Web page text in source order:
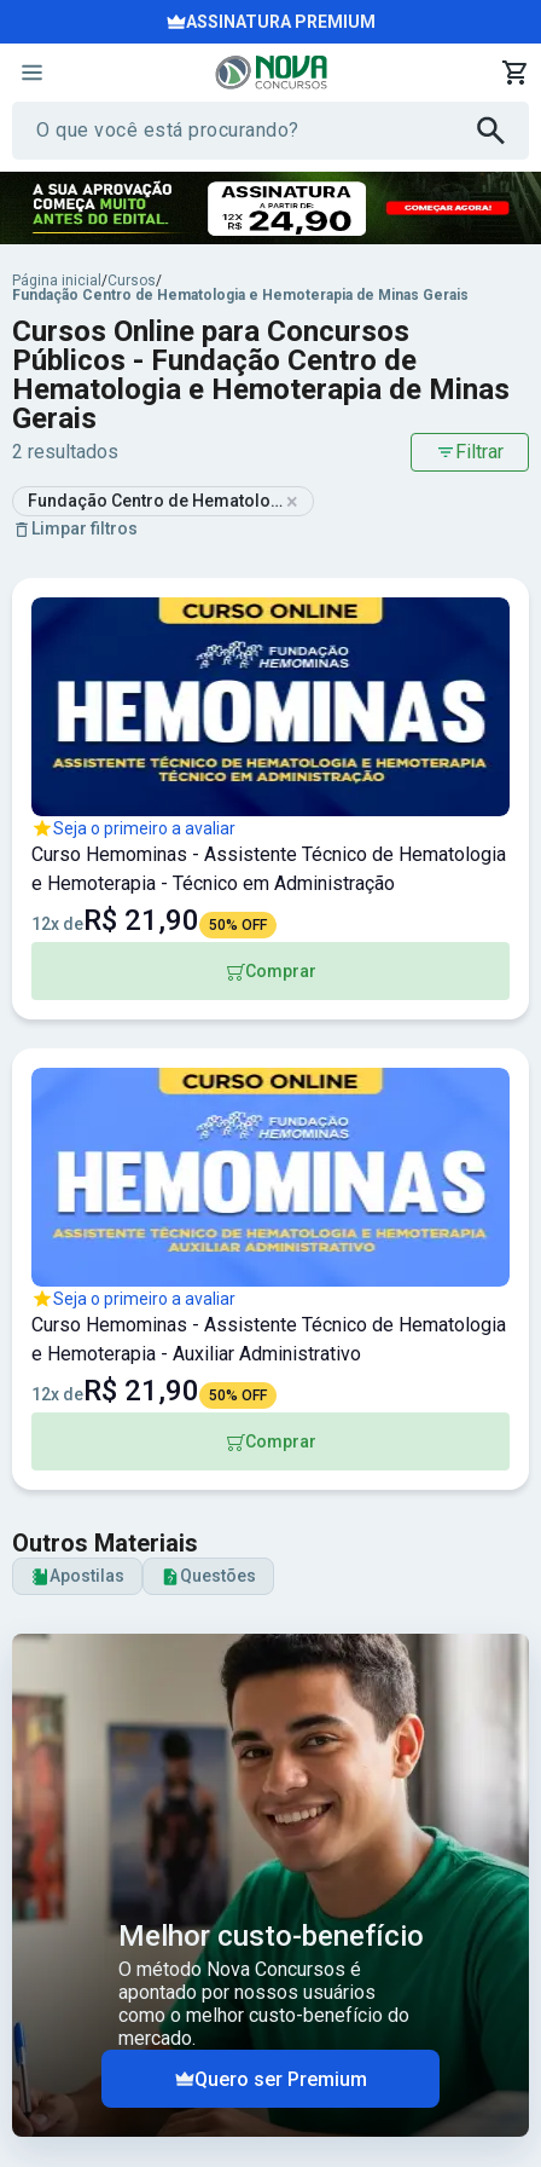
ASSINATURA PREMIUM
Página inicial /Cursos/
Fundação Centro de Hematologia e Hemoterapia de Minas Gerais
Cursos Online para Concursos
Públicos - Fundação Centro de
Hematologia e Hemoterapia de Minas
Gerais
2 resultados Filtrar
Fundação Centro de Hematologia e Hemoterapia de Minas
×
Limpar filtros
Seja o primeiro a avaliar
Curso Hemominas - Assistente Técnico de Hematologia
e Hemoterapia - Técnico em Administração
12x deR$ 21,90 50% OFF
Comprar
Seja o primeiro a avaliar
Curso Hemominas - Assistente Técnico de Hematologia
e Hemoterapia - Auxiliar Administrativo
12x deR$ 21,90 50% OFF
Comprar
Outros Materiais
Apostilas Questões
Melhor custo-benefício
O método Nova Concursos é
apontado por nossos usuários
como o melhor custo-benefício do
mercado.
Quero ser Premium